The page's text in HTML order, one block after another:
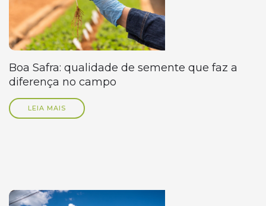
Boa Safra: qualidade de semente que faz a
diferença no campo
LEIA MAIS